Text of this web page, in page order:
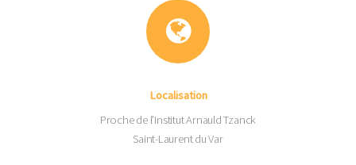
Localisation
Proche de l’Institut Arnauld Tzanck
Saint-Laurent du Var